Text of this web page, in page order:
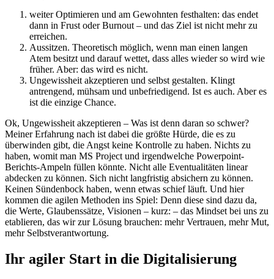
weiter Optimieren und am Gewohnten festhalten: das endet
dann in Frust oder Burnout – und das Ziel ist nicht mehr zu
erreichen.
Aussitzen. Theoretisch möglich, wenn man einen langen
Atem besitzt und darauf wettet, dass alles wieder so wird wie
früher. Aber: das wird es nicht.
Ungewissheit akzeptieren und selbst gestalten. Klingt
antrengend, mühsam und unbefriedigend. Ist es auch. Aber es
ist die einzige Chance.
Ok, Ungewissheit akzeptieren – Was ist denn daran so schwer?
Meiner Erfahrung nach ist dabei die größte Hürde, die es zu
überwinden gibt, die Angst keine Kontrolle zu haben. Nichts zu
haben, womit man MS Project und irgendwelche Powerpoint-
Berichts-Ampeln füllen könnte. Nicht alle Eventualitäten linear
abdecken zu können. Sich nicht langfristig absichern zu können.
Keinen Sündenbock haben, wenn etwas schief läuft. Und hier
kommen die agilen Methoden ins Spiel: Denn diese sind dazu da,
die Werte, Glaubenssätze, Visionen – kurz: – das Mindset bei uns zu
etablieren, das wir zur Lösung brauchen: mehr Vertrauen, mehr Mut,
mehr Selbstverantwortung.
Ihr agiler Start in die Digitalisierung